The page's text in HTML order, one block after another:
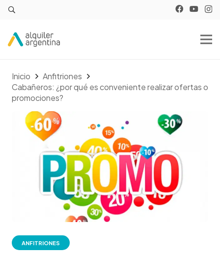
Inicio
Anfitriones
Cabañeros: ¿por qué es conveniente realizar ofertas o
promociones?
ANFITRIONES